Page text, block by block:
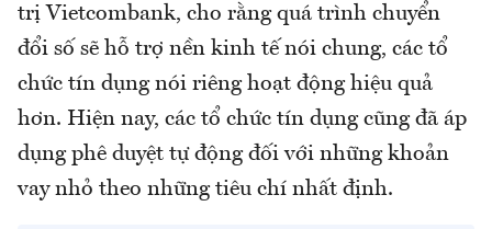
trị Vietcombank, cho rằng quá trình chuyển
đổi số sẽ hỗ trợ nền kinh tế nói chung, các tổ
chức tín dụng nói riêng hoạt động hiệu quả
hơn. Hiện nay, các tổ chức tín dụng cũng đã áp
dụng phê duyệt tự động đối với những khoản
vay nhỏ theo những tiêu chí nhất định.